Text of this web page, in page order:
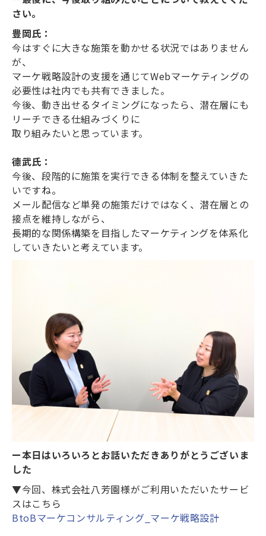
さい。
豊岡氏：
今はすぐに大きな施策を動かせる状況ではありません
が、
マーケ戦略設計の支援を通じてWebマーケティングの
必要性は社内でも共有できました。
今後、動き出せるタイミングになったら、潜在層にも
リーチできる仕組みづくりに
取り組みたいと思っています。
德武氏：
今後、段階的に施策を実行できる体制を整えていきた
いですね。
メール配信など単発の施策だけではなく、潜在層との
接点を維持しながら、
長期的な関係構築を目指したマーケティングを体系化
していきたいと考えています。
ー本日はいろいろとお話いただきありがとうございま
した
▼今回、株式会社八芳園様がご利用いただいたサービ
スはこちら
BtoBマーケコンサルティング_マーケ戦略設計